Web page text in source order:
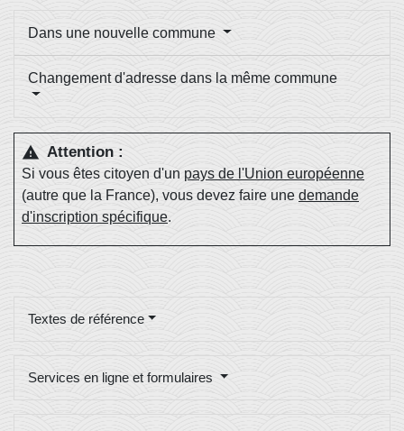
Dans une nouvelle commune
Changement d'adresse dans la même commune
warning Attention :
Si vous êtes citoyen d'un pays de l'Union européenne
(autre que la France), vous devez faire une demande
d'inscription spécifique.
Textes de référence
Services en ligne et formulaires